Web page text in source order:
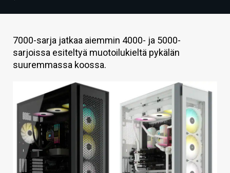
TIETOA
HINTA.FI
VAIHDA TEEMA
HAKU
7000-sarja jatkaa aiemmin 4000- ja 5000-
sarjoissa esiteltyä muotoilukieltä pykälän
suuremmassa koossa.